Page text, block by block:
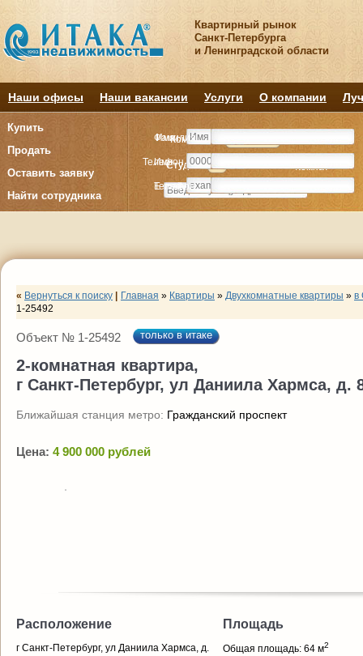
Квартирный рынок
Санкт-Петербурга
и Ленинградской области
Наши офисы Наши вакансии Услуги О компании
Купить
Продать
Оставить заявку
Найти сотрудника
Комнату
Студия Комнат
Комнату
Студия Комнат
Имя
Телефон
E-mail
Фамилия
Имя
Телефон
« Вернуться к поиску Главная » Квартиры » Двухкомнатные квартиры » в
1-25492
Объект № 1-25492 только в итаке
2-комнатная квартира,
г Санкт-Петербург, ул Даниила Хармса, д.
Ближайшая станция метро: Гражданский проспект
Цена: 4 900 000 рублей
Расположение
г Санкт-Петербург, ул Даниила Хармса, д.
Площадь
Общая площадь: 64 м2